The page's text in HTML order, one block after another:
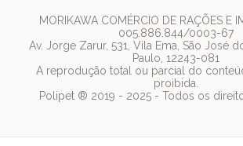
Pedigree
Whiskas
Dog Chow
Royal Canin
MORIKAWA COMÉRCIO DE RAÇÕES E
005.886.844/0003-67
Av. Jorge Zarur, 531, Vila Ema, São José
Paulo, 12243-081
A reprodução total ou parcial do
proibida.
Polipet ® 2019 - 2025 - Todos os